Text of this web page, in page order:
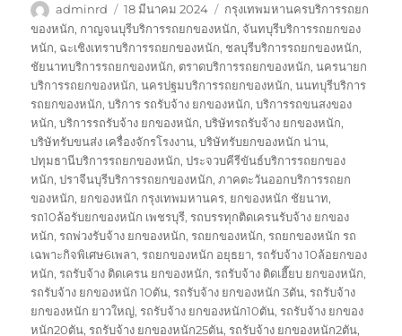
ผู้
เขียน
adminrd
เขียน
เมื่อ
18 มีนาคม 2024
ป้าย
กำกับ
กรุงเทพมหานครบริการรถยก
ของหนัก, กาญจนบุรีบริการรถยกของหนัก, จันทบุรีบริการรถยกของ
หนัก, ฉะเชิงเทราบริการรถยกของหนัก, ชลบุรีบริการรถยกของหนัก,
ชัยนาทบริการรถยกของหนัก, ตราดบริการรถยกของหนัก,นครนายก
บริการรถยกของหนัก,นครปฐมบริการรถยกของหนัก,นนทบุรีบริการ
รถยกของหนัก,บริการ รถรับจ้าง ยกของหนัก,บริการรถขนสงของ
หนัก,บริการรถรับจ้าง ยกของหนัก,บริษัทรถรับจ้าง ยกของหนัก,
บริษัทรับขนส่ง เครื่องจักรโรงงาน,บริษัทรับยกของหนัก น่าน,
ปทุมธานีบริการรถยกของหนัก,ประจวบคีรีขันธ์บริการรถยกของ
หนัก,ปราจีนบุรีบริการรถยกของหนัก,ภาคตะวันออกบริการรถยก
ของหนัก, ยกของหนัก กรุงเทพมหานคร, ยกของหนัก ชัยนาท,
รถ10ล้อรับยกของหนัก เพชรบุรี,รถบรรทุกติดเครนรับจ้าง ยกของ
หนัก,รถพ่วงรับจ้าง ยกของหนัก,รถยกของหนัก,รถยกของหนัก รถ
เฉพาะกิจพิเศษ6เพลา,รถยกของหนัก อยุธยา,รถรับจ้าง 10ล้อยกของ
หนัก,รถรับจ้าง ติดเครน ยกของหนัก,รถรับจ้าง ติดเฮี๊ยบ ยกของหนัก,
รถรับจ้าง ยกของหนัก 10ตัน,รถรับจ้าง ยกของหนัก 3ตัน,รถรับจ้าง
ยกของหนัก ยาวใหญ่,รถรับจ้าง ยกของหนัก10ตัน,รถรับจ้าง ยกของ
หนัก20ตัน,รถรับจ้าง ยกของหนัก25ตัน,รถรับจ้าง ยกของหนัก2ตัน,